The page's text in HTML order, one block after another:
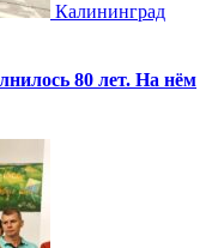
Калининград
80 лет. На нём